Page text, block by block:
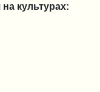
культурах: